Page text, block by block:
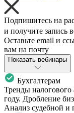
Подпишитесь на
и получите запись
Оставьте email и
вам на почту
Показать вебинары
Бухгалтерам
Тренды
году. Дробление
Анализ судебной и